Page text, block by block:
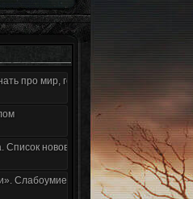
про мир, геймплей и сюжет | Разбор
нововведений
Слабоумие и отвага